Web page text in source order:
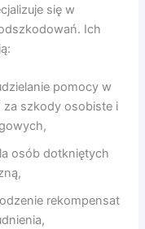
się w
Ich
pomocy w
szkody osobiste i
osób dotkniętych
rekompensat